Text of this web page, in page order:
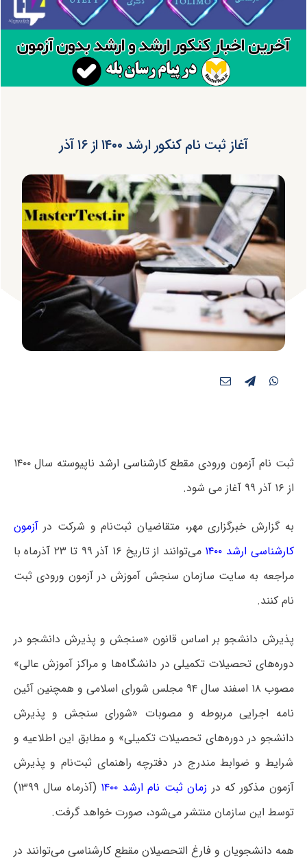
آغاز ثبت نام کنکور ارشد ۱۴۰۰ از ۱۶ آذر
ثبت نام آزمون ورودی مقطعکارشناسی ارشد
ناپیوسته سال ۱۴۰۰
از ۱۶ آذر ۹۹ آغاز می شود.
به گزارش خبرگزاری مهر، متقاضیان ثبت‌نام و شرکت درآزمون
کارشناسی ارشد ۱۴۰۰
می‌توانند از تاریخ ۱۶ آذر ۹۹ تا ۲۳ آذرماه با
مراجعه به سایت سازمان سنجش آموزش در آزمون ورودی ثبت
نام کنند.
پذیرش دانشجو بر اساس قانون «سنجش و پذیرش دانشجو در
دوره‌های تحصیلات تکمیلی در دانشگاه‌ها و مراکز آموزش عالی»
مصوب ۱۸ اسفند سال ۹۴ مجلس شورای اسلامی و همچنین آئین
نامه اجرایی مربوطه و مصوبات «شورای سنجش و پذیرش
دانشجو در دوره‌های تحصیلات تکمیلی» و مطابق این اطلاعیه و
شرایط و ضوابط مندرج در دفترچه راهنمای ثبت‌نام و پذیرش
آزمون مذکور که در زمان ثبت نام ارشد ۱۴۰۰
(آذرماه سال ۱۳۹۹)
توسط این سازمان منتشر می‌شود، صورت خواهد گرفت.
همه دانشجویان و فارغ التحصیلان مقطع کارشناسی می‌توانند در